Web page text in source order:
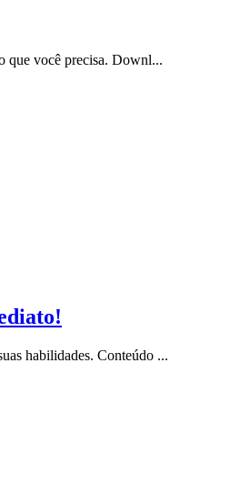
que você precisa. Downl...
habilidades. Conteúdo ...